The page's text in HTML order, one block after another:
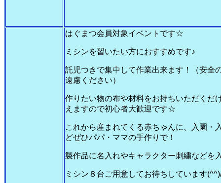
はぐまつ会員対象イベントです☆
ミシンを習いたい方におすすめです♪
託児つきで集中して作業出来ます！（安全
遠慮ください）
作りたい物の布や材料をお持ちいただくだ
えますので初心者大歓迎です☆
これから産まれてくる赤ちゃんに、入園・
どぜひパパ・ママの手作りで！
製作品に名入れやキャラクター刺繍などを
ミシン８台ご用意してお待ちしています